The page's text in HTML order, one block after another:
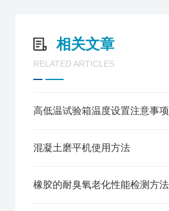
相关文章
RELATED ARTICLES
高低温试验箱温度设置注意事项
混凝土磨平机使用方法